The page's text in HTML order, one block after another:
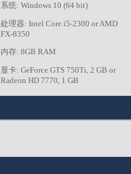
系统: Windows 10 (64 bit)
处理器: Intel Core i5-2300 or AMD
FX-8350
内存: 8GB RAM
显卡: GeForce GTS 750Ti, 2 GB or
Radeon HD 7770, 1 GB